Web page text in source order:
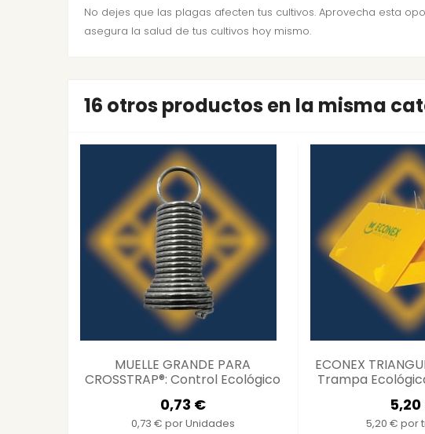
No dejes que las plagas afecten tus cultivos. Aprovecha esta
asegura la salud de tus cultivos hoy mismo.
16 otros productos en la misma
MUELLE GRANDE PARA
CROSSTRAP®: Control Ecológico
de Plagas
0,73 €
0,73 € por Unidades
ECONEX
Trampa
5,20 € por